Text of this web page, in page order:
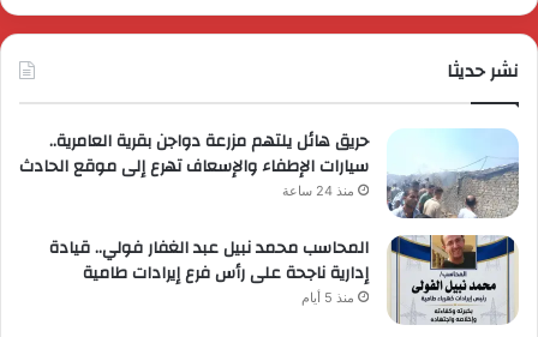
عروضاً
ترويجية
حصرية
نشر حديثا
حريق هائل يلتهم مزرعة دواجن بقرية العامرية..
سيارات الإطفاء والإسعاف تهرع إلى موقع الحادث
منذ 24 ساعة
المحاسب محمد نبيل عبد الغفار فولي.. قيادة
إدارية ناجحة على رأس فرع إيرادات طامية
منذ 5 أيام